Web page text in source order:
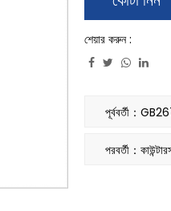
শেয়ার করুন :
পরবর্তী：